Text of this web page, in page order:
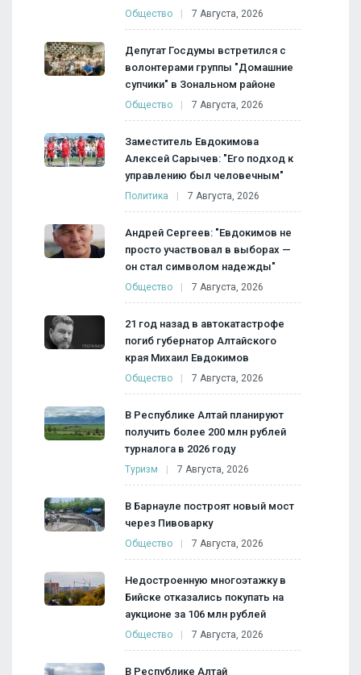
Общество 7 Августа, 2026
Депутат Госдумы встретился с
волонтерами группы "Домашние
супчики" в Зональном районе
Общество 7 Августа, 2026
Заместитель Евдокимова
Алексей Сарычев: "Его подход к
управлению был человечным"
Политика 7 Августа, 2026
Андрей Сергеев: "Евдокимов не
просто участвовал в выборах —
он стал символом надежды"
Общество 7 Августа, 2026
21 год назад в автокатастрофе
погиб губернатор Алтайского
края Михаил Евдокимов
Общество 7 Августа, 2026
В Республике Алтай планируют
получить более 200 млн рублей
турналога в 2026 году
Туризм 7 Августа, 2026
В Барнауле построят новый мост
через Пивоварку
Общество 7 Августа, 2026
Недостроенную многоэтажку в
Бийске отказались покупать на
аукционе за 106 млн рублей
Общество 7 Августа, 2026
В Республике Алтай